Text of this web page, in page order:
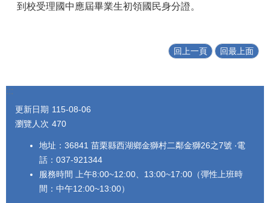
到校受理國中應屆畢業生初領國民身分證。
回上一頁 回最上面
:::
更新日期 115-08-06
瀏覽人次 470
地址：36841 苗栗縣西湖鄉金獅村二鄰金獅26之7號 ‧電
話：037-921344
服務時間 上午8:00~12:00、13:00~17:00（彈性上班時
間：中午12:00~13:00）